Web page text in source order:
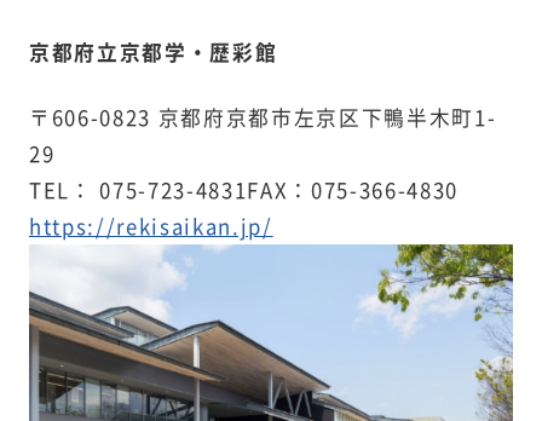
入会案内
会員マイページ
京都府立京都学・歴彩館
〒606-0823 京都府京都市左京区下鴨半木町1-
29
TEL： 075-723-4831FAX：075-366-4830
https://rekisaikan.jp/